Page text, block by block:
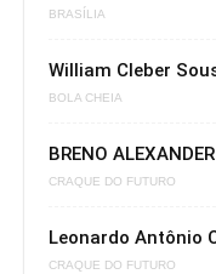
BRASÍLIA
William Cleber
BOLA CHEIA
BRENO
CRAQUE DO FUTURO
Leonardo Antônio
CRAQUE DO FUTURO